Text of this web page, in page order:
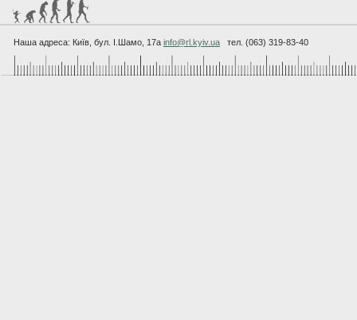
Наша адреса: Київ, бул. I.Шамо, 17а info@rl.kyiv.ua тел. (063) 319-83-40